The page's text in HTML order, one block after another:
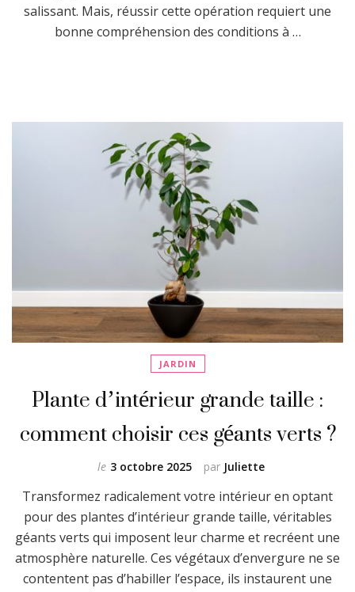
salissant. Mais, réussir cette opération requiert une
bonne compréhension des conditions à …
JARDIN
Plante d’intérieur grande taille :
comment choisir ces géants verts ?
par Juliette
le 3 octobre 2025
Transformez radicalement votre intérieur en optant
pour des plantes d’intérieur grande taille, véritables
géants verts qui imposent leur charme et recréent une
atmosphère naturelle. Ces végétaux d’envergure ne se
contentent pas d’habiller l’espace, ils instaurent une